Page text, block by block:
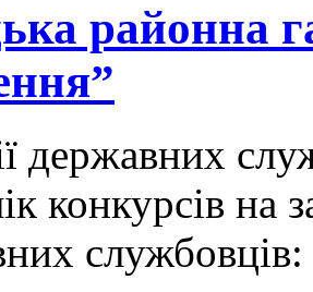
районна
державних
конкурсів на
службовців: